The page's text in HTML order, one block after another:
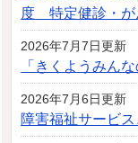
度 特定健診・が
2026年7月7日更新
「きくようみん
2026年7月6日更新
障害福祉サービ